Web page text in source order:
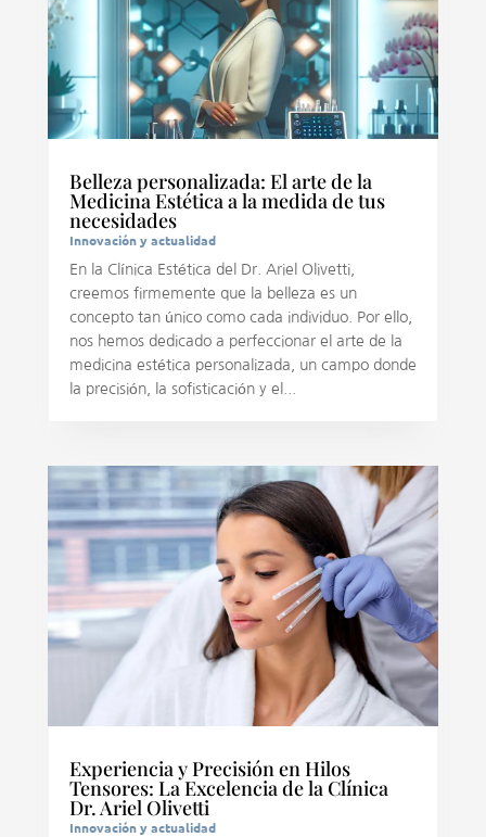
Belleza personalizada: El arte de la
Medicina Estética a la medida de tus
necesidades
Innovación y actualidad
En la Clínica Estética del Dr. Ariel Olivetti,
creemos firmemente que la belleza es un
concepto tan único como cada individuo. Por ello,
nos hemos dedicado a perfeccionar el arte de la
medicina estética personalizada, un campo donde
la precisión, la sofisticación y el...
Experiencia y Precisión en Hilos
Tensores: La Excelencia de la Clínica
Dr. Ariel Olivetti
Innovación y actualidad